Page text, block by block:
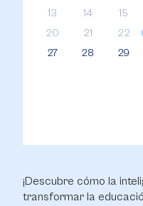
¡Descubre cómo la
transformar la
13
14 15
20
21 22
27
28 29